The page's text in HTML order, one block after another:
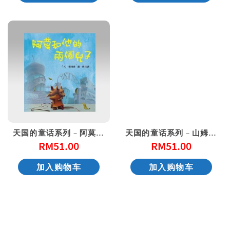
天国的童话系列 – 阿莫和他的两个儿子
RM51.00
加入购物车
天国的童话系列 – 山姆大王的葡萄园
RM51.00
加入购物车